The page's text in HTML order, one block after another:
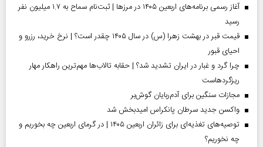
آغاز رسمی برنامه‌های اربعین ۱۴۰۵ در مرز‌ها | ثبت‌نام سماح به ۱.۷ میلیون نفر
رسید
قیمت قبر در بهشت زهرا (س) در سال ۱۴۰۵ چقدر است؟ | نرخ خرید، رزرو و
احیای قبور
چرا گرد و غبار در ایران تشدید شد؟ | حقابه تالاب‌ها مهم‌ترین راهکار مهار
ریزگردهاست
مجازات سنگین برای آدم‌ربایان گوش‌بر
واکسن جدید سرطان پانکراس امیدبخش شد
توصیه‌های تغذیه‌ای برای زائران اربعین ۱۴۰۵ | در گرمای اربعین چه بخوریم و
چه نخوریم؟